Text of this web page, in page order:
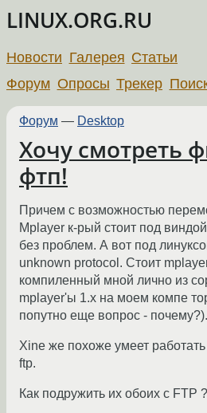
LINUX.ORG.RU
Новости Галерея Статьи
Форум Опросы Трекер
Форум — Desktop
Хочу смотреть
фтп!
Причем с возможностью
Mplayer к-рый стоит под
без проблем. А вот под
unknown protocol. Стоит
компиленный мной лично из
mplayer'ы 1.х на моем компе
попутно еще вопрос - почему?).
Xine же похоже умеет
ftp.
Как подружить их обоих с FTP